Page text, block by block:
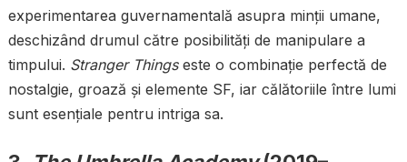
experimentarea guvernamentală asupra minții umane,
deschizând drumul către posibilități de manipulare a
timpului. Stranger Thingseste o combinație perfectă de
nostalgie, groază și elemente SF, iar călătoriile între lumi
sunt esențiale pentru intriga sa.